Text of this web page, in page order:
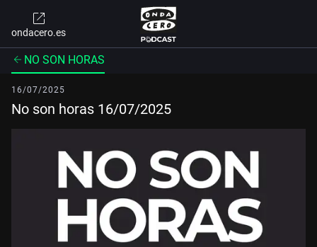
ondacero.es
NO SON HORAS
16/07/2025
No son horas 16/07/2025